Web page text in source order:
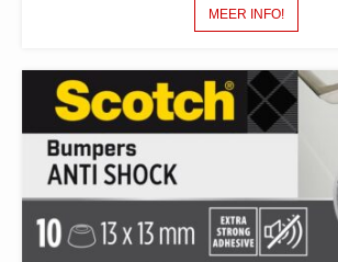
MEER INFO!